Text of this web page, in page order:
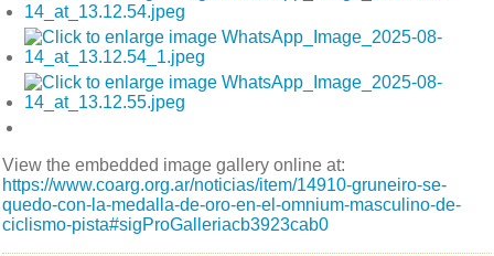
View the embedded image gallery online at:
https://www.coarg.org.ar/noticias/item/14910-gruneiro-se-
quedo-con-la-medalla-de-oro-en-el-omnium-masculino-de-
ciclismo-pista#sigProGalleriacb3923cab0